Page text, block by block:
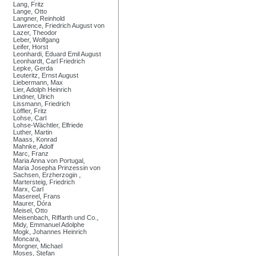
Lang, Fritz
Lange, Otto
Langner, Reinhold
Lawrence, Friedrich August von
Lazer, Theodor
Leber, Wolfgang
Leifer, Horst
Leonhardi, Eduard Emil August
Leonhardt, Carl Friedrich
Lepke, Gerda
Leuteritz, Ernst August
Liebermann, Max
Lier, Adolph Heinrich
Lindner, Ulrich
Lissmann, Friedrich
Löffler, Fritz
Lohse, Carl
Lohse-Wächtler, Elfriede
Luther, Martin
Maass, Konrad
Mahnke, Adolf
Marc, Franz
Maria Anna von Portugal,
Maria Josepha Prinzessin von
Sachsen, Erzherzogin ,
Martersteig, Friedrich
Marx, Carl
Masereel, Frans
Maurer, Dóra
Meisel, Otto
Meisenbach, Riffarth und Co.,
Midy, Emmanuel Adolphe
Mogk, Johannes Heinrich
Moncara,
Morgner, Michael
Moses, Stefan